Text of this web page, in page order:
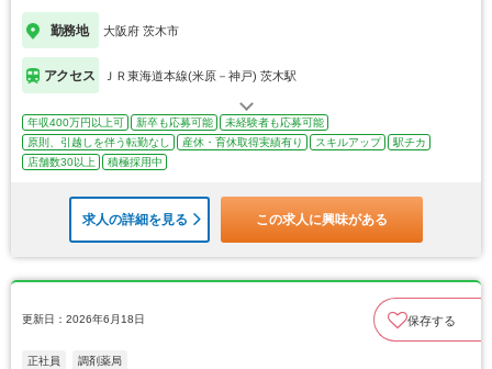
勤務地 大阪府 茨木市
アクセス ＪＲ東海道本線(米原－神戸) 茨木駅
年収400万円以上可 新卒も応募可能
未経験者も応募可能
原則、引越しを伴う転勤なし
産休・育休取得実績有り スキルアップ
駅チカ
店舗数30以上
積極採用中
求人の詳細を見る この求人に興味がある
更新日：2026年6月18日 保存する
正社員 調剤薬局